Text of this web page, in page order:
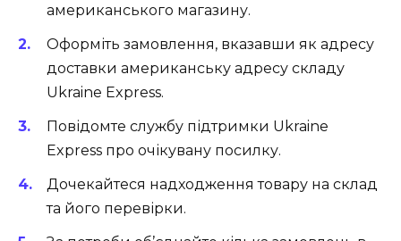
американського магазину.
Оформіть замовлення, вказавши як адресу
доставки американську адресу складу
Ukraine Express.
Повідомте службу підтримки Ukraine
Express про очікувану посилку.
Дочекайтеся надходження товару на склад
та його перевірки.